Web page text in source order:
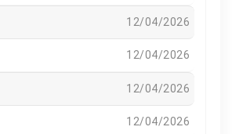
12/04/2026
12/04/2026
12/04/2026
12/04/2026